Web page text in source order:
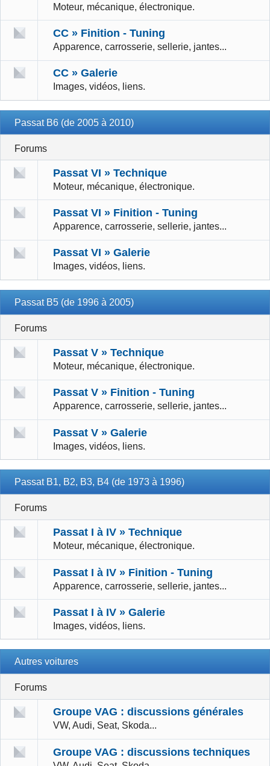
Moteur, mécanique, électronique.
CC » Finition - Tuning
Apparence, carrosserie, sellerie, jantes...
CC » Galerie
Images, vidéos, liens.
Passat B6 (de 2005 à 2010)
Forums
Passat VI » Technique
Moteur, mécanique, électronique.
Passat VI » Finition - Tuning
Apparence, carrosserie, sellerie, jantes...
Passat VI » Galerie
Images, vidéos, liens.
Passat B5 (de 1996 à 2005)
Forums
Passat V » Technique
Moteur, mécanique, électronique.
Passat V » Finition - Tuning
Apparence, carrosserie, sellerie, jantes...
Passat V » Galerie
Images, vidéos, liens.
Passat B1, B2, B3, B4 (de 1973 à 1996)
Forums
Passat I à IV » Technique
Moteur, mécanique, électronique.
Passat I à IV » Finition - Tuning
Apparence, carrosserie, sellerie, jantes...
Passat I à IV » Galerie
Images, vidéos, liens.
Autres voitures
Forums
Groupe VAG : discussions générales
VW, Audi, Seat, Skoda...
Groupe VAG : discussions techniques